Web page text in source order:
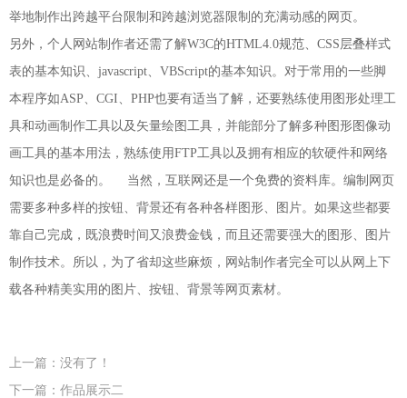
举地制作出跨越平台限制和跨越浏览器限制的充满动感的网页。
另外，个人网站制作者还需了解W3C的HTML4.0规范、CSS层叠样式
表的基本知识、javascript、VBScript的基本知识。对于常用的一些脚
本程序如ASP、CGI、PHP也要有适当了解，还要熟练使用图形处理工
具和动画制作工具以及矢量绘图工具，并能部分了解多种图形图像动
画工具的基本用法，熟练使用FTP工具以及拥有相应的软硬件和网络
知识也是必备的。 当然，互联网还是一个免费的资料库。编制网页
需要多种多样的按钮、背景还有各种各样图形、图片。如果这些都要
靠自己完成，既浪费时间又浪费金钱，而且还需要强大的图形、图片
制作技术。所以，为了省却这些麻烦，网站制作者完全可以从网上下
载各种精美实用的图片、按钮、背景等网页素材。
上一篇：没有了！
下一篇：作品展示二